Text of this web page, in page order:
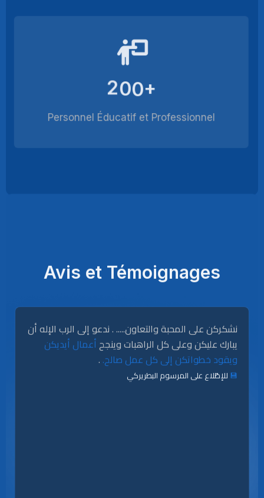
200+
Personnel Éducatif et Professionnel
Avis et Témoignages
نشكركن على المحبة والتعاون..... . ندعو إلى الرب الإله أن
يبارك عليكن وعلى كل الراهبات وينجحأعمال أيديكن
ويقود خطواتكن إلى كل عمل صالح. .
💾 للإطّلاع على المرسوم البطريركي